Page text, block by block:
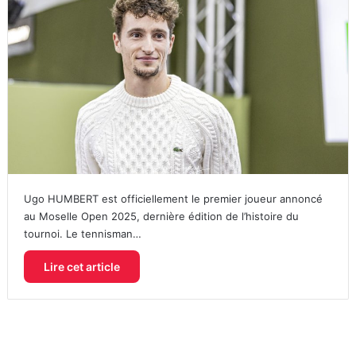
Ugo HUMBERT est officiellement le premier joueur annoncé
au Moselle Open 2025, dernière édition de l’histoire du
tournoi. Le tennisman…
Lire cet article